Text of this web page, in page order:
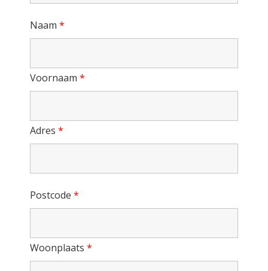
Naam *
Voornaam *
Adres *
Postcode *
Woonplaats *